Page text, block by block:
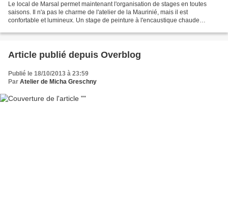
Le local de Marsal permet maintenant l'organisation de stages en toutes
saisons. Il n'a pas le charme de l'atelier de la Maurinié, mais il est
confortable et lumineux. Un stage de peinture à l'encaustique chaude
Article publié depuis Overblog
Publié le 18/10/2013 à 23:59
Par Atelier de Micha Greschny